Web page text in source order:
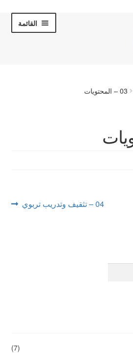
القائمة
03 – المحتويات
Next
04 – تثقيف وتدريب تربوي
(7)